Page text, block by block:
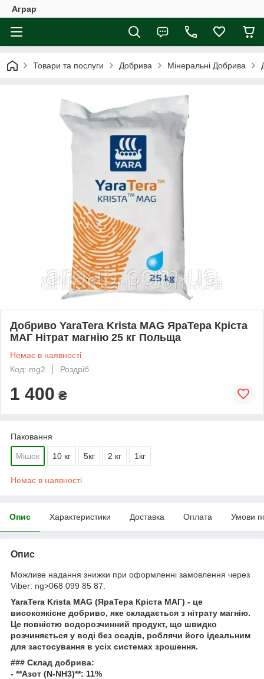
Аграр
Товари та послуги Добрива Мінеральні Добрива
Добриво YaraTera Krista MAG ЯраТера Кріста
МАГ Нітрат магнію 25 кг Польща
Немає в наявності
Код: mg2
Роздріб
1 400 ₴
Паковання
Мішок 10 кг 5кг 2 кг 1кг
Немає в наявності
Опис Характеристики Доставка Оплата Умови
Опис
Можливе надання знижки при оформленні замовлення через
Viber: ng>068 099 85 87.
YaraTera Krista MAG (ЯраТера Кріста МАГ) - це
високоякісне добриво, яке складається з нітрату магнію.
Це повністю водорозчинний продукт, що швидко
розчиняється у воді без осадів, роблячи його ідеальним
для застосування в усіх системах зрошення.
### Склад добрива:
- **Азот (N-NH3)**: 11%